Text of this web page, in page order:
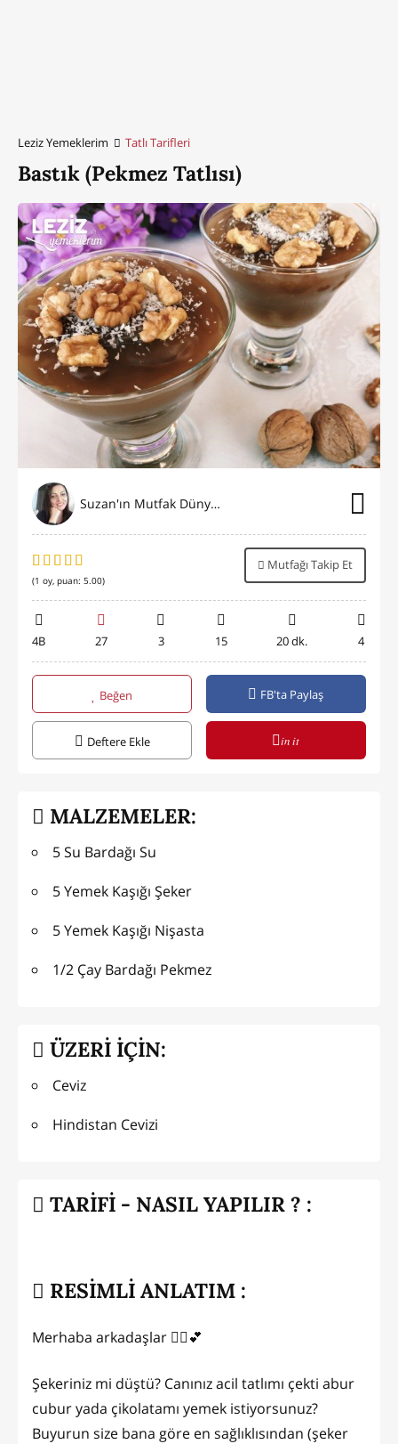
Leziz Yemeklerim Tatlı Tarifleri
Bastık (Pekmez Tatlısı)
Suzan'ın Mutfak Dünyası
(1 oy, puan: 5.00)
Mutfağı Takip Et
4B 27 3 15 20 dk. 4
Beğen FB'ta Paylaş
Deftere Ekle in it
MALZEMELER:
5 Su Bardağı Su
5 Yemek Kaşığı Şeker
5 Yemek Kaşığı Nişasta
1/2 Çay Bardağı Pekmez
ÜZERİ İÇİN:
Ceviz
Hindistan Cevizi
TARİFİ - NASIL YAPILIR ? :
RESİMLİ ANLATIM :
Merhaba arkadaşlar 🙋‍♀️💕
Şekeriniz mi düştü? Canınız acil tatlımı çekti abur
cubur yada çikolatamı yemek istiyorsunuz?
Buyurun size bana göre en sağlıklısından (şeker